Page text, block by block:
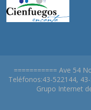
=========== Ave 54
Teléfonos:43-522144,
Grupo Internet